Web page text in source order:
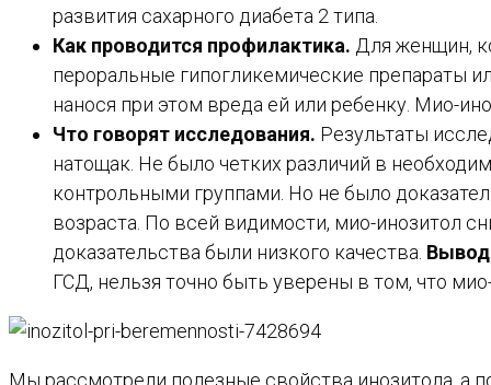
развития сахарного диабета 2 типа.
Как проводится профилактика. Для женщин,
пероральные гипогликемические препараты
нанося при этом вреда ей или ребенку. Мио-
Что говорят исследования. Результаты
натощак. Не было четких различий в
контрольными группами. Но не было
возраста. По всей видимости, мио-инозитол
доказательства были низкого качества.
ГСД, нельзя точно быть уверены в том, что
Мы рассмотрели полезные свойства инозитола, а